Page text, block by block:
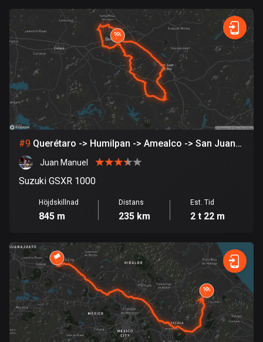
Georgien
53 rutter
Ghana
86 rutter
Gibraltar
25 rutter
4669 rutter
Grenada
Grönland
Guadeloupe
1 rutt
Guam
6 rutter
Guatemala
#9 Querétaro -> Humilpan -> Amealco -> San Juan
del Río - Pedro Escobedo - > Juriquilla -
Juan Manuel
Suzuki GSXR 1000
Höjdskillnad
845 m
Distans
235 km
Est. Tid
2 t 22 m